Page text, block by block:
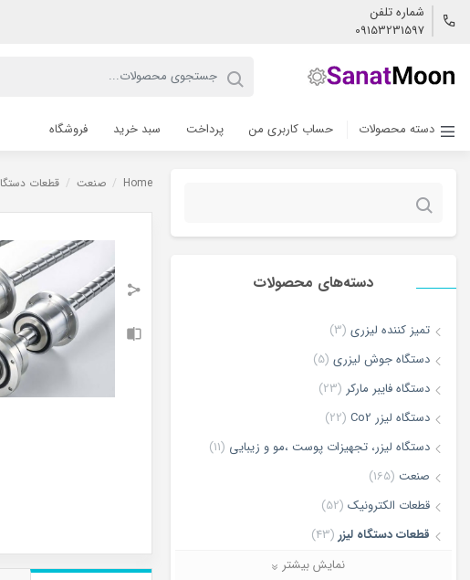
شماره تلفن
09153231597
دسته محصولات حساب کاربری من پرداخت سبد خرید فروشگاه
جستجو
دسته‌های محصولات
تمیز کننده لیزری (3)
دستگاه جوش لیزری (5)
دستگاه فایبر مارکر (23)
دستگاه لیزر Co2
(22)
دستگاه لیزر، تجهیزات پوست ،مو و زیبایی (11)
صنعت (165)
قطعات الکترونیک (52)
قطعات دستگاه لیزر (43)
لیزر برش و حکاکی غیر فلزات(7)
نمایش بیشتر
Home
/ صنعت / قطعات